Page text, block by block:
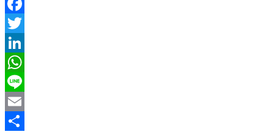
Facebook
Twitter
LinkedIn
WhatsApp
Line
Email